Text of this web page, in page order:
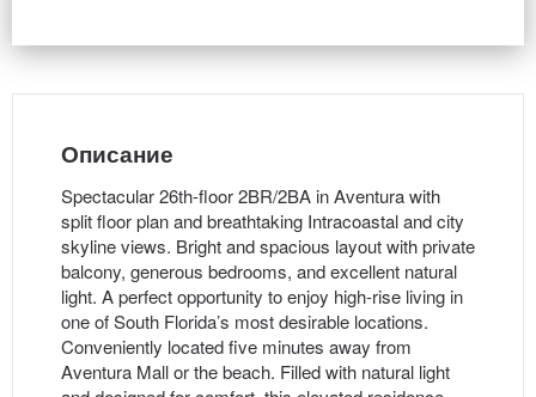
Описание
Spectacular 26th-floor 2BR/2BA in Aventura with
split floor plan and breathtaking Intracoastal and city
skyline views. Bright and spacious layout with private
balcony, generous bedrooms, and excellent natural
light. A perfect opportunity to enjoy high-rise living in
one of South Florida’s most desirable locations.
Conveniently located five minutes away from
Aventura Mall or the beach. Filled with natural light